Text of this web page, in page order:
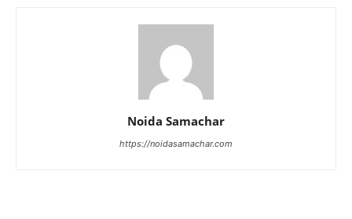
Noida Samachar
https://noidasamachar.com